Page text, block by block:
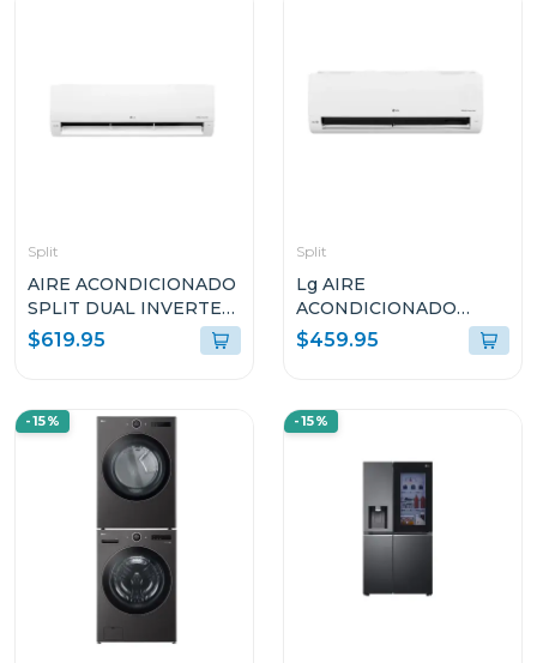
Split
AIRE ACONDICIONADO
SPLIT DUAL INVERTER
18000BTU LG KW
MANAGER THINQ
$619.95
Split
Lg AIRE
ACONDICIONADO
SPLIT DUAL INVERTER
12000BTU KW
$459.95
-15% -15%